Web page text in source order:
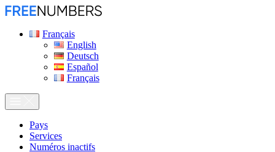
Français
English
Deutsch
Español
Français
Pays
Services
Numéros inactifs